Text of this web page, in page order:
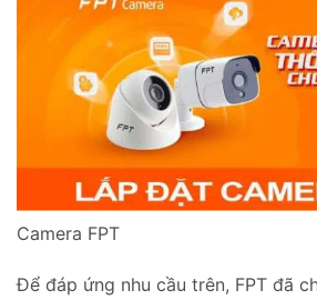
Camera FPT
Để đáp ứng nhu cầu trên, FPT đã